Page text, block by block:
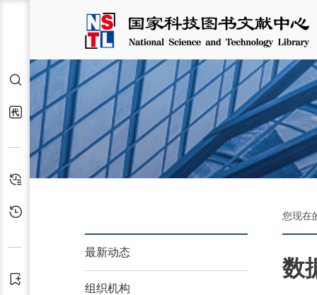
检索
代查代借
检索历史
最新动态
组织机构
您现在
数